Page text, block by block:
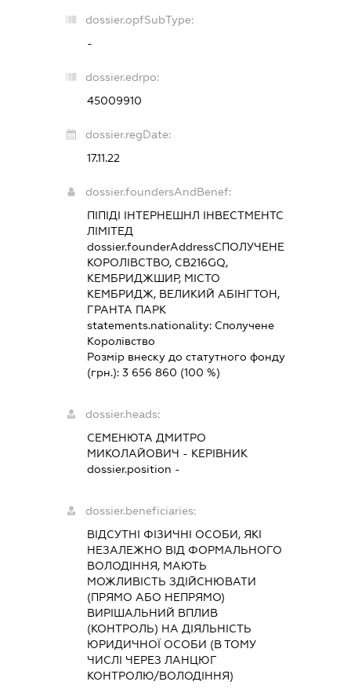
dossier.opfSubType:
-
dossier.edrpo:
45009910
dossier.regDate:
17.11.22
dossier.foundersAndBenef:
ПІПІДІ ІНТЕРНЕШНЛ ІНВЕСТМЕНТС
ЛІМІТЕД
dossier.founderAddressСПОЛУЧЕНЕ
КОРОЛІВСТВО, CB216GQ,
КЕМБРИДЖШИР, МІСТО
КЕМБРИДЖ, ВЕЛИКИЙ АБІНГТОН,
ГРАНТА ПАРК
statements.nationality: Сполучене
Королівство
Розмір внеску до статутного фонду
(грн.): 3 656 860 (100 %)
dossier.heads:
СЕМЕНЮТА ДМИТРО
МИКОЛАЙОВИЧ - КЕРІВНИК
dossier.position -
dossier.beneficiaries:
ВІДСУТНІ ФІЗИЧНІ ОСОБИ, ЯКІ
НЕЗАЛЕЖНО ВІД ФОРМАЛЬНОГО
ВОЛОДІННЯ, МАЮТЬ
МОЖЛИВІСТЬ ЗДІЙСНЮВАТИ
(ПРЯМО АБО НЕПРЯМО)
ВИРІШАЛЬНИЙ ВПЛИВ
(КОНТРОЛЬ) НА ДІЯЛЬНІСТЬ
ЮРИДИЧНОЇ ОСОБИ (В ТОМУ
ЧИСЛІ ЧЕРЕЗ ЛАНЦЮГ
КОНТРОЛЮ/ВОЛОДІННЯ)